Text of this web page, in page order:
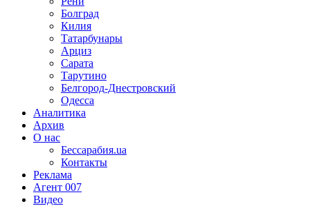
Болград
Килия
Татарбунары
Арциз
Сарата
Тарутино
Белгород-Днестровский
Одесса
Аналитика
Архив
О нас
Бессарабия.ua
Контакты
Реклама
Агент 007
Видео